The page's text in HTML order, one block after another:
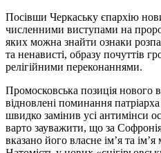
Посівши Черкаську єпархію
численними виступами на
яких можна знайти ознаки
та ненависті, образу почуттів
релігійними переконаннями.
Промосковська позиція нового
відновлені поминання
швидко замінив усі антимінси
варто зауважити, що за
вказано його власне ім’я та